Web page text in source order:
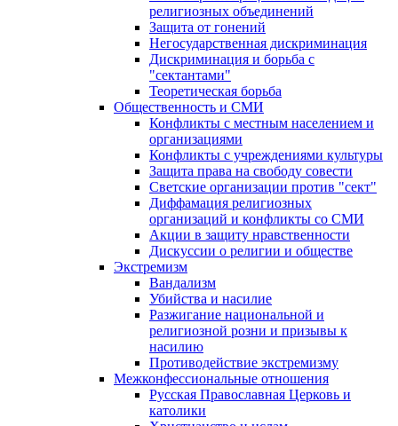
религиозных объединений
Защита от гонений
Негосударственная дискриминация
Дискриминация и борьба с
"сектантами"
Теоретическая борьба
Общественность и СМИ
Конфликты с местным населением и
организациями
Конфликты с учреждениями культуры
Защита права на свободу совести
Светские организации против "сект"
Диффамация религиозных
организаций и конфликты со СМИ
Акции в защиту нравственности
Дискуссии о религии и обществе
Экстремизм
Вандализм
Убийства и насилие
Разжигание национальной и
религиозной розни и призывы к
насилию
Противодействие экстремизму
Межконфессиональные отношения
Русская Православная Церковь и
католики